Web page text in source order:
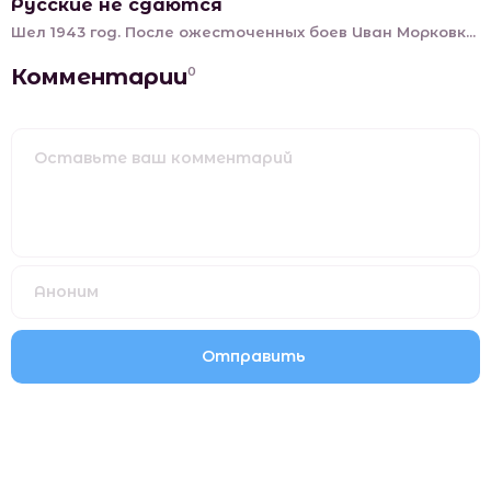
Русские не сдаются
Шел 1943 год. После ожесточенных боев Иван Морковк...
Комментарии0